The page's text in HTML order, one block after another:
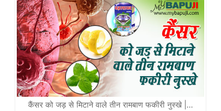
कैंसर को जड़ से मिटाने वाले तीन रामबाण फकीरी नुस्खे |…